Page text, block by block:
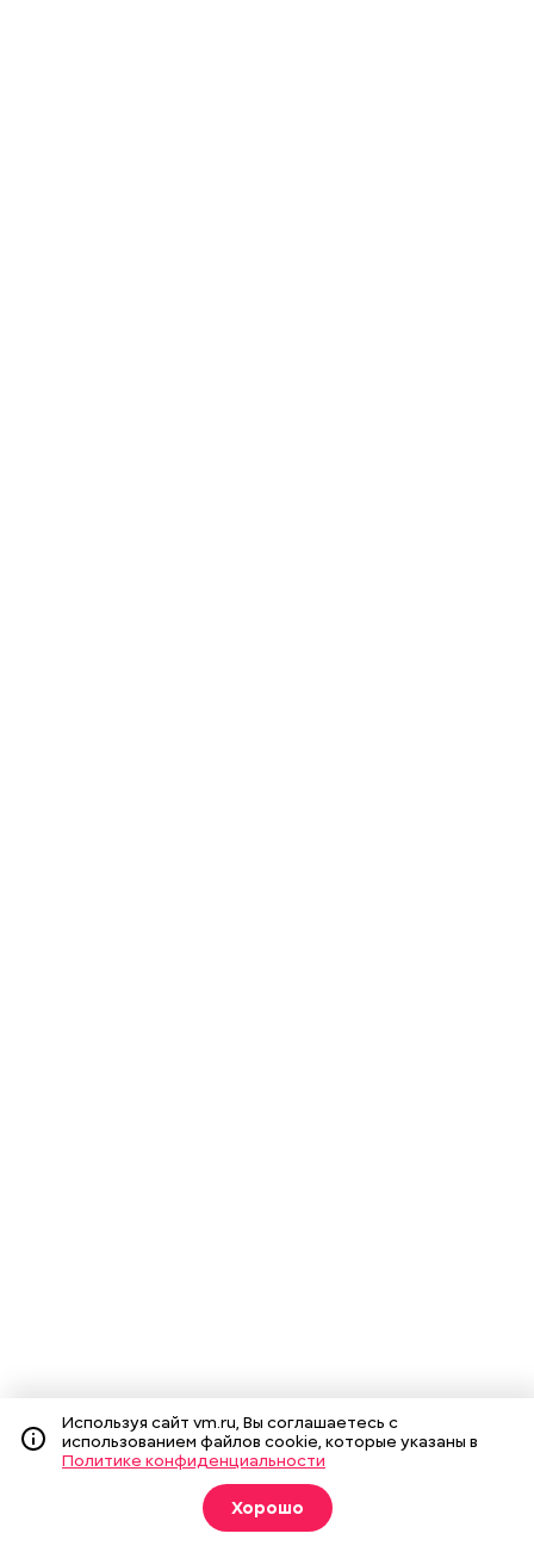
Используя сайт vm.ru, Вы соглашаетесь с
использованием файлов cookie, которые указаны в
Политике конфиденциальности
Хорошо